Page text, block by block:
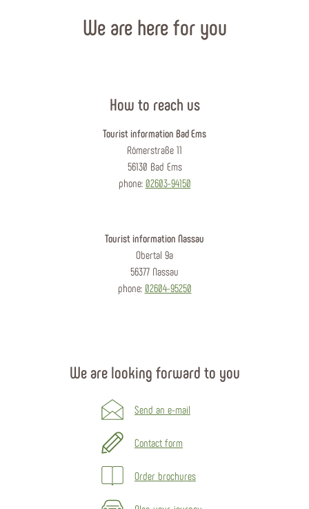
We are here for you
How to reach us
Tourist information Bad Ems
Römerstraße 11
56130 Bad Ems
phone: 02603-94150
Tourist information Nassau
Obertal 9a
56377 Nassau
phone: 02604-95250
We are looking forward to you
Send an e-mail
Contact form
Order brochures